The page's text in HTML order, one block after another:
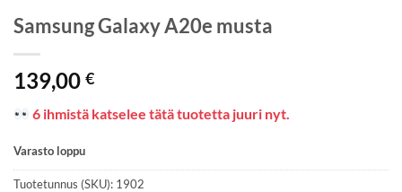
Samsung Galaxy A20e musta
139,00 €
6 ihmistä katselee tätä tuotetta juuri nyt.
Varasto loppu
Tuotetunnus (SKU): 1902